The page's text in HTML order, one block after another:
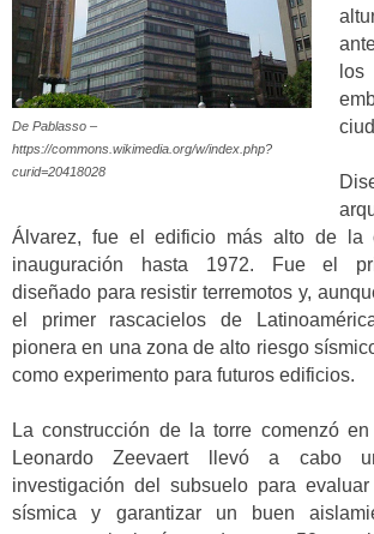
De Pablasso –
https://commons.wikimedia.org/w/index.php?
curid=20418028
Álvarez, fue el edificio más alto de la
inauguración hasta 1972. Fue el
diseñado para resistir terremotos y,
el primer rascacielos de
pionera en una zona de alto riesgo
como experimento para futuros edificios.
La construcción de la torre comenzó
Leonardo Zeevaert llevó a cabo
investigación del subsuelo para
sísmica y garantizar un buen